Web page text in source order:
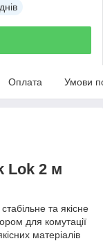
Оплата Умови
Lok 2 м
та якісне
для комутації
матеріалів